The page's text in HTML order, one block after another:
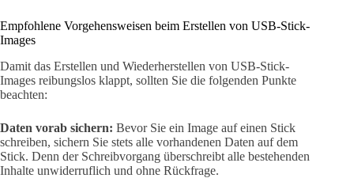
Empfohlene Vorgehensweisen beim Erstellen von USB-Stick-
Images
Damit das Erstellen und Wiederherstellen von USB-Stick-
Images reibungslos klappt, sollten Sie die folgenden Punkte
beachten:
Daten vorab sichern: Bevor Sie ein Image auf einen Stick
schreiben, sichern Sie stets alle vorhandenen Daten auf dem
Stick. Denn der Schreibvorgang überschreibt alle bestehenden
Inhalte unwiderruflich und ohne Rückfrage.